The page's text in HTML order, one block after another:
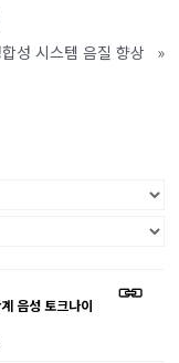
성 시스템 음질 향상
»
음성 토크나이